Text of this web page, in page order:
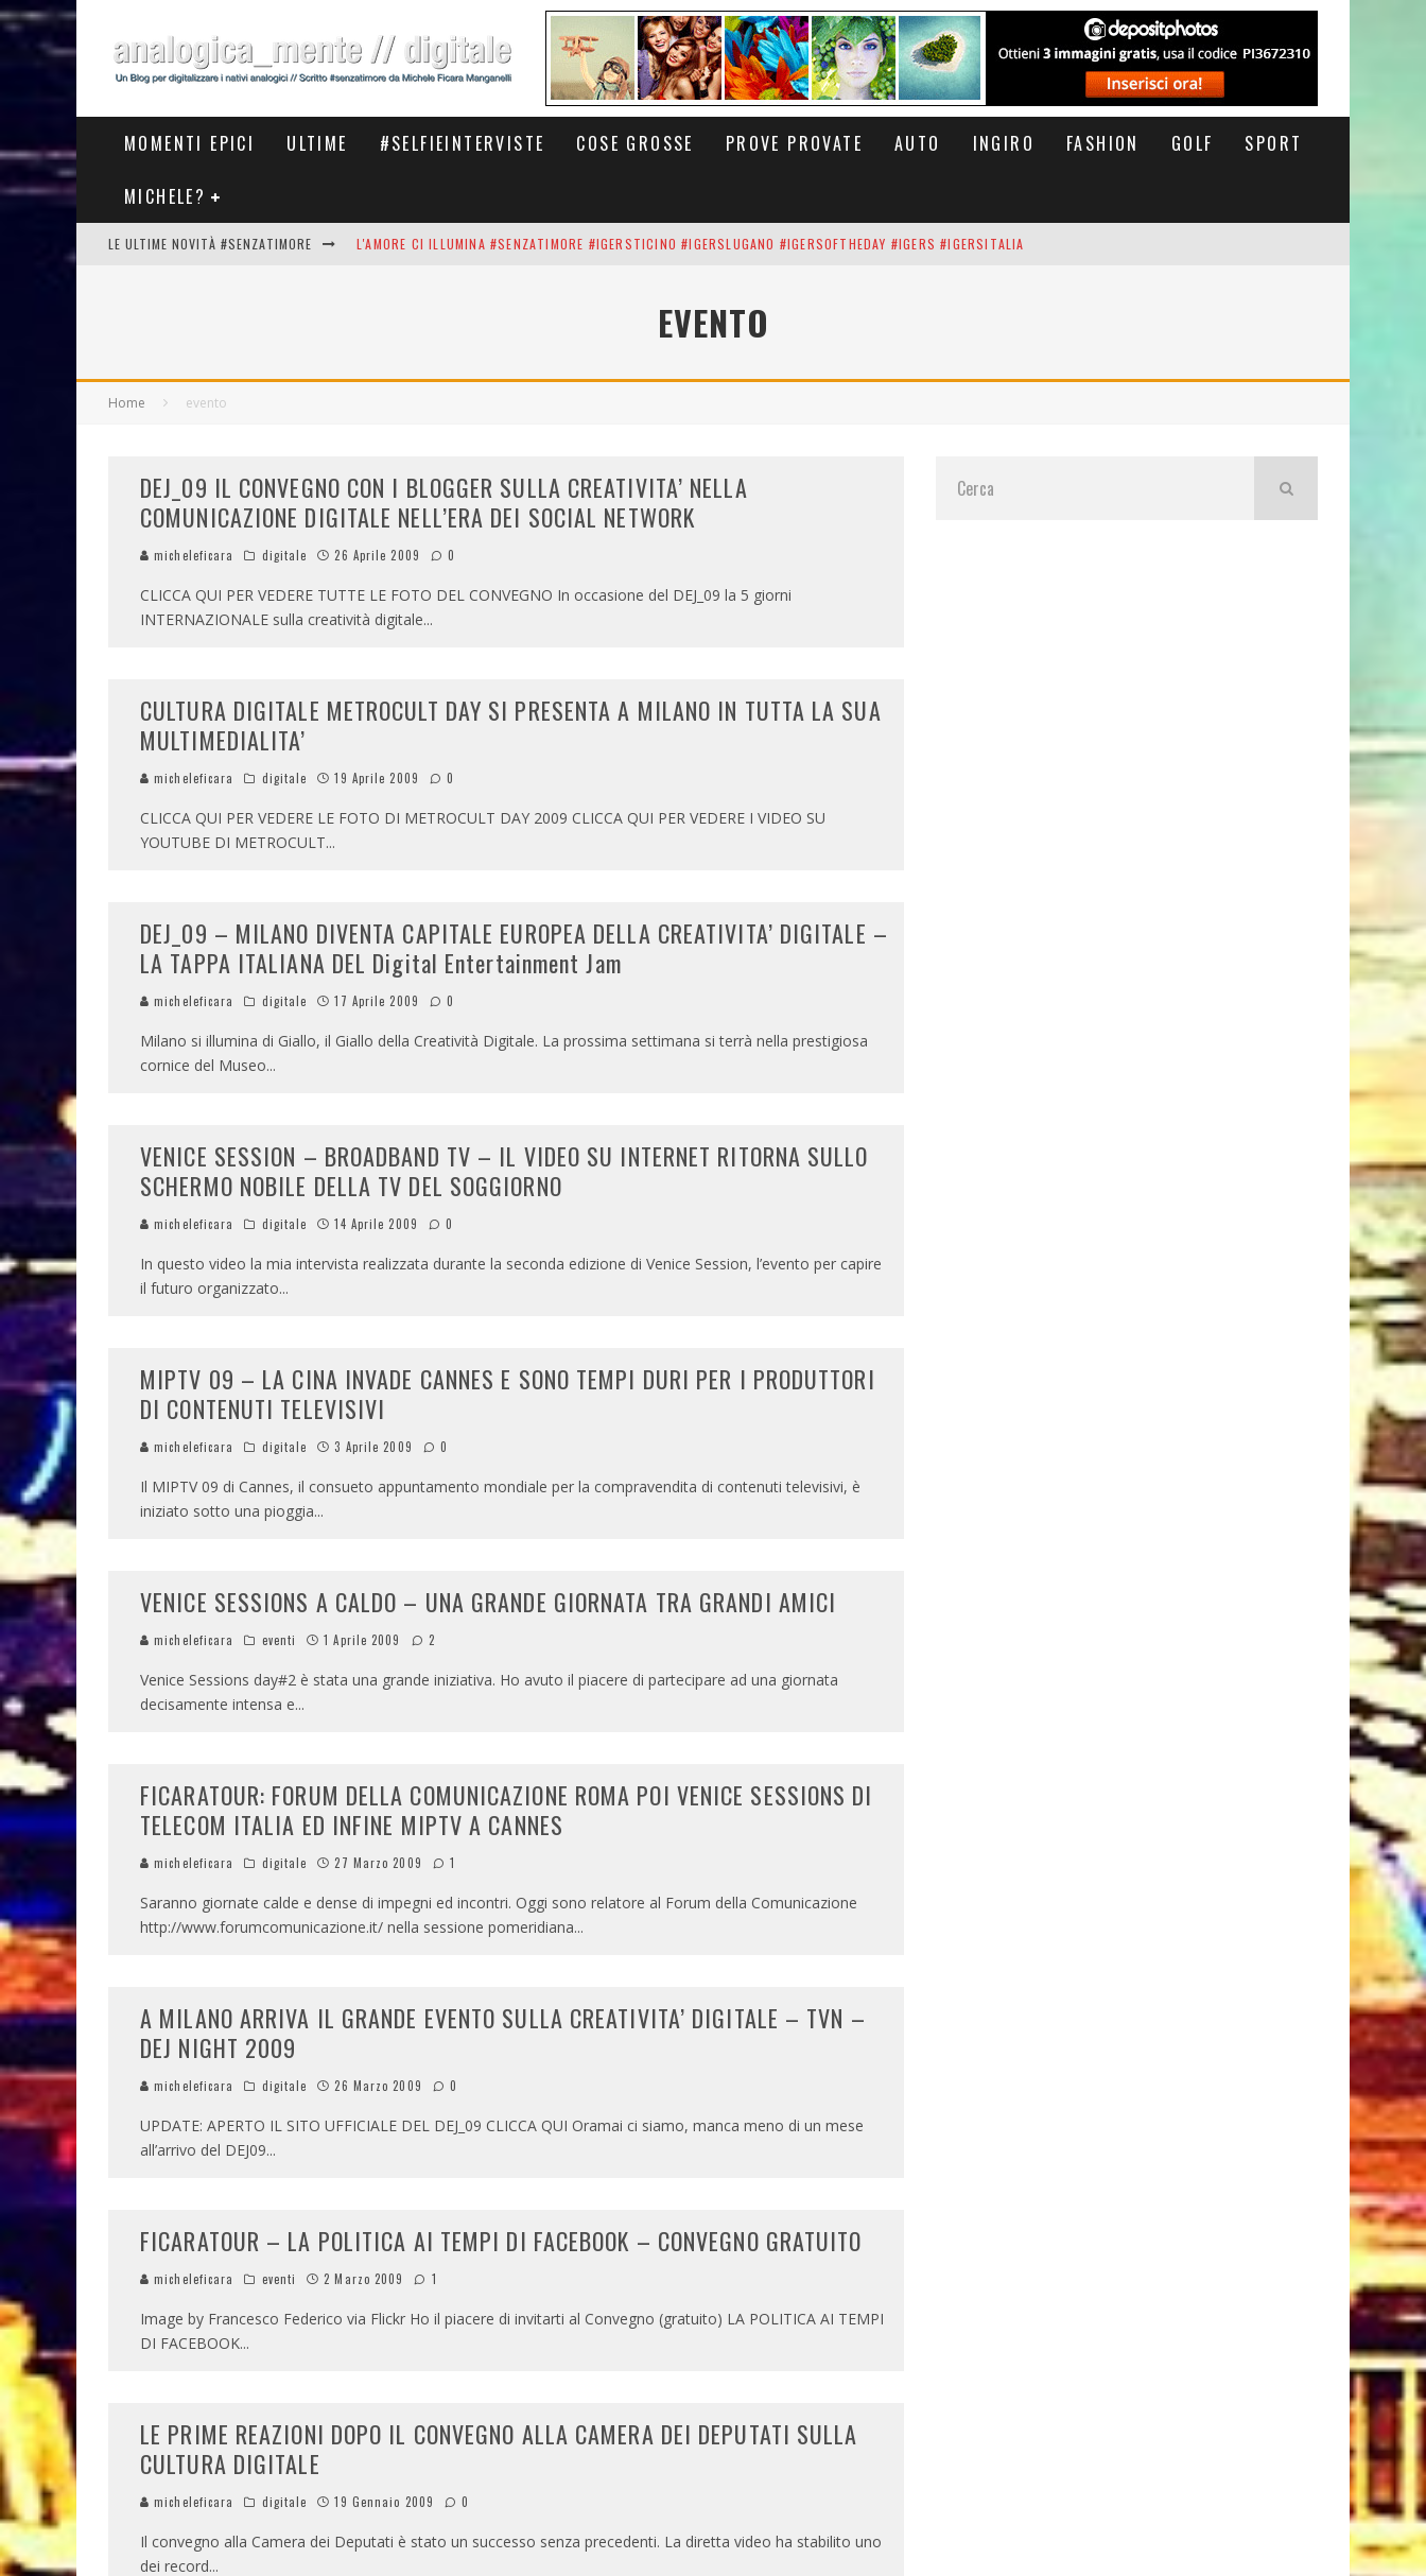
MOMENTI EPICI ULTIME #SELFIEINTERVISTE COSE GROSSE PROVE PROVATE AUTO INGIRO FASHION GOLF SPORT
MICHELE?
LE ULTIME NOVITÀ #SENZATIMORE L'AMORE CI ILLUMINA #SENZATIMORE #IGERSTICINO #IGERSLUGANO #IGERSOFTHEDAY #IGERS #IGERSITALIA
THE NEW #ASICS #RUNNING #SHOES IN MY HANDS #SENZATIMORE #IGERS #IGERSMILANO #IGERSOFTHEDAY
EVENTO
Home evento
DEJ_09 IL CONVEGNO CON I BLOGGER SULLA CREATIVITA’ NELLA
COMUNICAZIONE DIGITALE NELL’ERA DEI SOCIAL NETWORK
micheleficara digitale 26 Aprile 2009 0
CLICCA QUI PER VEDERE TUTTE LE FOTO DEL CONVEGNO In occasione del DEJ_09 la 5 giorni
INTERNAZIONALE sulla creatività digitale...
CULTURA DIGITALE METROCULT DAY SI PRESENTA A MILANO IN TUTTA LA SUA
MULTIMEDIALITA’
micheleficara digitale 19 Aprile 2009 0
CLICCA QUI PER VEDERE LE FOTO DI METROCULT DAY 2009 CLICCA QUI PER VEDERE I VIDEO SU
YOUTUBE DI METROCULT...
DEJ_09 – MILANO DIVENTA CAPITALE EUROPEA DELLA CREATIVITA’ DIGITALE –
LA TAPPA ITALIANA DEL Digital Entertainment Jam
micheleficara digitale 17 Aprile 2009 0
Milano si illumina di Giallo, il Giallo della Creatività Digitale. La prossima settimana si terrà nella prestigiosa
cornice del Museo...
VENICE SESSION – BROADBAND TV – IL VIDEO SU INTERNET RITORNA SULLO
SCHERMO NOBILE DELLA TV DEL SOGGIORNO
micheleficara digitale 14 Aprile 2009 0
In questo video la mia intervista realizzata durante la seconda edizione di Venice Session, l’evento per capire
il futuro organizzato...
MIPTV 09 – LA CINA INVADE CANNES E SONO TEMPI DURI PER I PRODUTTORI
DI CONTENUTI TELEVISIVI
micheleficara digitale 3 Aprile 2009 0
Il MIPTV 09 di Cannes, il consueto appuntamento mondiale per la compravendita di contenuti televisivi, è
iniziato sotto una pioggia...
VENICE SESSIONS A CALDO – UNA GRANDE GIORNATA TRA GRANDI AMICI
micheleficara eventi 1 Aprile 2009 2
Venice Sessions day#2 è stata una grande iniziativa. Ho avuto il piacere di partecipare ad una giornata
decisamente intensa e...
FICARATOUR: FORUM DELLA COMUNICAZIONE ROMA POI VENICE SESSIONS DI
TELECOM ITALIA ED INFINE MIPTV A CANNES
micheleficara digitale 27 Marzo 2009 1
Saranno giornate calde e dense di impegni ed incontri. Oggi sono relatore al Forum della Comunicazione
http://www.forumcomunicazione.it/ nella sessione pomeridiana...
A MILANO ARRIVA IL GRANDE EVENTO SULLA CREATIVITA’ DIGITALE – TVN –
DEJ NIGHT 2009
micheleficara digitale 26 Marzo 2009 0
UPDATE: APERTO IL SITO UFFICIALE DEL DEJ_09 CLICCA QUI Oramai ci siamo, manca meno di un mese
all’arrivo del DEJ09...
FICARATOUR – LA POLITICA AI TEMPI DI FACEBOOK – CONVEGNO GRATUITO
micheleficara eventi 2 Marzo 2009 1
Image by Francesco Federico via Flickr Ho il piacere di invitarti al Convegno (gratuito) LA POLITICA AI TEMPI
DI FACEBOOK...
LE PRIME REAZIONI DOPO IL CONVEGNO ALLA CAMERA DEI DEPUTATI SULLA
CULTURA DIGITALE
micheleficara digitale 19 Gennaio 2009 0
Il convegno alla Camera dei Deputati è stato un successo senza precedenti. La diretta video ha stabilito uno
dei record...